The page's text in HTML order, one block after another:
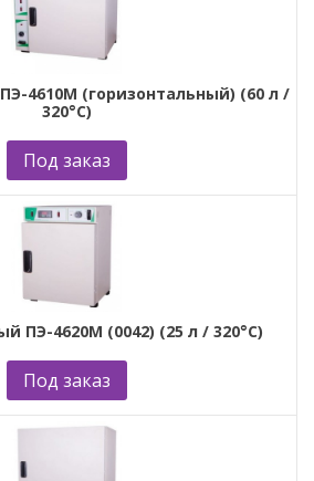
4610М (горизонтальный) (60 л /
320°С)
Под заказ
ПЭ-4620М (0042) (25 л / 320°С)
Под заказ